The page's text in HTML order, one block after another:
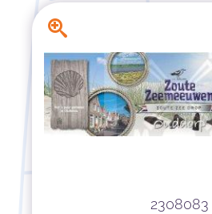
2308083